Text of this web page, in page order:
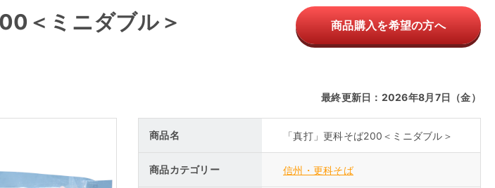
＜ミニダブル＞ 商品購入を希望の方へ
最終更新日：2026年8月7日（金）
商品名 「真打」更科そば200＜ミニダブル＞
商品カテゴリー 信州・更科そば